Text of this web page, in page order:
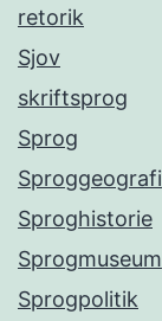
retorik
Sjov
skriftsprog
Sprog
Sproggeografi
Sproghistorie
Sprogmuseum
Sprogpolitik